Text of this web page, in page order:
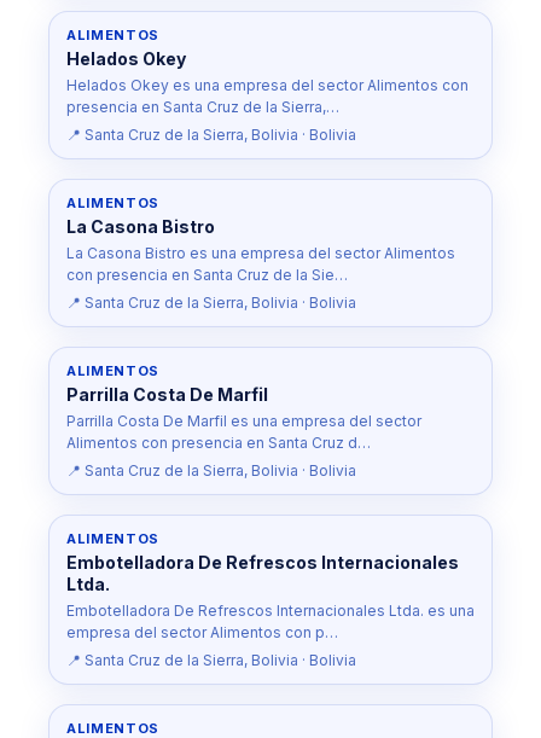
ALIMENTOS
Helados Okey
Helados Okey es una empresa del sector Alimentos con
presencia en Santa Cruz de la Sierra,…
📍 Santa Cruz de la Sierra, Bolivia · Bolivia
ALIMENTOS
La Casona Bistro
La Casona Bistro es una empresa del sector Alimentos
con presencia en Santa Cruz de la Sie…
📍 Santa Cruz de la Sierra, Bolivia · Bolivia
ALIMENTOS
Parrilla Costa De Marfil
Parrilla Costa De Marfil es una empresa del sector
Alimentos con presencia en Santa Cruz d…
📍 Santa Cruz de la Sierra, Bolivia · Bolivia
ALIMENTOS
Embotelladora De Refrescos Internacionales
Ltda.
Embotelladora De Refrescos Internacionales Ltda. es una
empresa del sector Alimentos con p…
📍 Santa Cruz de la Sierra, Bolivia · Bolivia
ALIMENTOS